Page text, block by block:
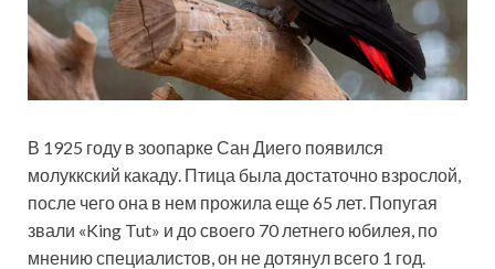
В 1925 году в зоопарке Сан Диего появился
молуккский какаду. Птица была достаточно взрослой,
после чего она в нем прожила еще 65 лет. Попугая
звали «King Tut» и до своего 70 летнего юбилея, по
мнению специалистов, он не дотянул всего 1 год.